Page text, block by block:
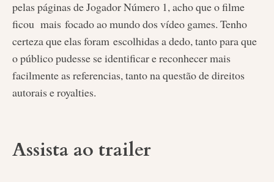
pelas páginas de Jogador Número 1, acho que o filme
ficou mais focado ao mundo dos vídeo games. Tenho
certeza que elas foram escolhidas a dedo, tanto para que
o público pudesse se identificar e reconhecer mais
facilmente as referencias, tanto na questão de direitos
autorais e royalties.
Assista ao trailer